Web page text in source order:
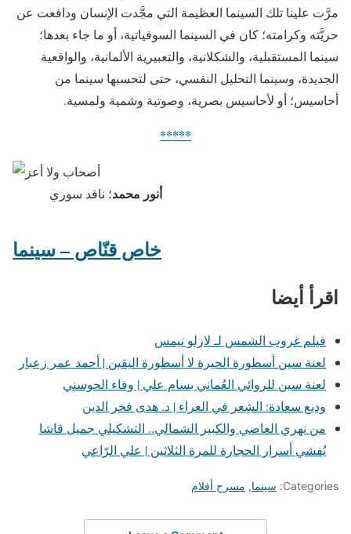
مرَّت علينا تلك السينما العظيمة التي مجَّدت الإنسان ودافعت عن
حريَّته وكرامته؛ كان في السينما السوفياتية، أو ما جاء بعدها؛
سينما المستقبلية، والشكلانية، والتعبيرية الألمانية، والواقعية
الجديدة، وسينما التحليل النفسي، حتى لتحسبها سينما من
أحاسيس؛ أو لأحاسيس بصرية، وصوتية وشمية ولمسية.
*****
أنور محمد؛ ناقد سوري
خاص قنّاص – سينما
اقرأ أيضا
فيلم غروب الشمس لـ لازلو نيمس
لعنة سين أسطورة الحيرة لا أسطورة اليقين | أحمد عمر زعبار
لعنة سين للروائي العُماني بسام علي | وفاء الحوسني
وديع سعادة: الشِعر في العراء | د. هدى فخر الدين
من نهري العاصي والكبير الشمالي.. التشكيلي جميل قاشا
يُفشي أسرار الحجارة للمرة الثلاثين | علي الرّاعي
Categories: سينما, مسرح أفلام